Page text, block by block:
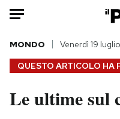
HOME
Italia
QUESTO ARTICOLO HA
MONDO Venerdì 19
Le ultime sul